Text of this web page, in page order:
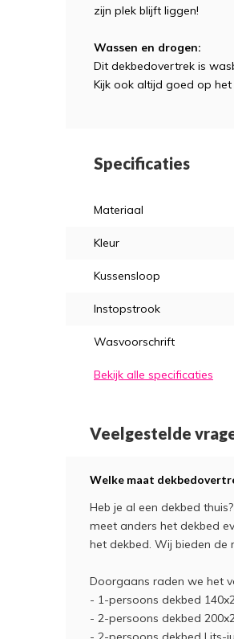
zijn plek blijft liggen!
Wassen en drogen:
Dit dekbedovertrek is
Kijk ook altijd goed op het
Specificaties
Materiaal
Kleur
Kussensloop
Instopstrook
Wasvoorschrift
Bekijk alle specificaties
Veelgestelde
Welke maat
Heb je al een dekbed
meet anders het dekbed
het dekbed. Wij bieden de
Doorgaans raden we het
- 1-persoons dekbed
- 2-persoons dekbed